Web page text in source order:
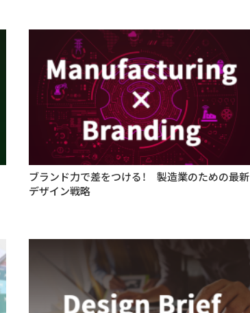
ブランド力で差をつける！ 製造業のための最新
デザイン戦略